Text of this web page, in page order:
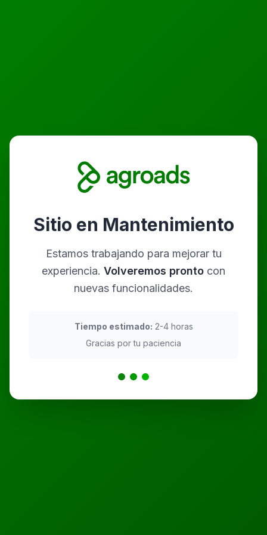
Sitio en Mantenimiento
Estamos trabajando para mejorar tu
experiencia. Volveremos pronto con
nuevas funcionalidades.
Tiempo estimado: 2-4 horas
Gracias por tu paciencia